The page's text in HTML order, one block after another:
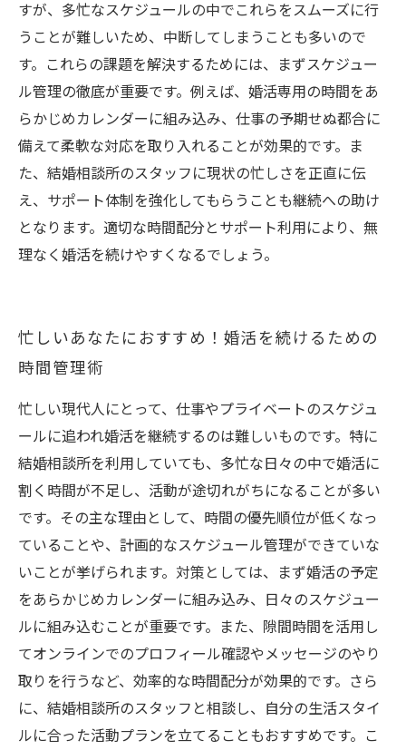
すが、多忙なスケジュールの中でこれらをスムーズに行
うことが難しいため、中断してしまうことも多いので
す。これらの課題を解決するためには、まずスケジュー
ル管理の徹底が重要です。例えば、婚活専用の時間をあ
らかじめカレンダーに組み込み、仕事の予期せぬ都合に
備えて柔軟な対応を取り入れることが効果的です。ま
た、結婚相談所のスタッフに現状の忙しさを正直に伝
え、サポート体制を強化してもらうことも継続への助け
となります。適切な時間配分とサポート利用により、無
理なく婚活を続けやすくなるでしょう。
忙しいあなたにおすすめ！婚活を続けるための
時間管理術
忙しい現代人にとって、仕事やプライベートのスケジュ
ールに追われ婚活を継続するのは難しいものです。特に
結婚相談所を利用していても、多忙な日々の中で婚活に
割く時間が不足し、活動が途切れがちになることが多い
です。その主な理由として、時間の優先順位が低くなっ
ていることや、計画的なスケジュール管理ができていな
いことが挙げられます。対策としては、まず婚活の予定
をあらかじめカレンダーに組み込み、日々のスケジュー
ルに組み込むことが重要です。また、隙間時間を活用し
てオンラインでのプロフィール確認やメッセージのやり
取りを行うなど、効率的な時間配分が効果的です。さら
に、結婚相談所のスタッフと相談し、自分の生活スタイ
ルに合った活動プランを立てることもおすすめです。こ